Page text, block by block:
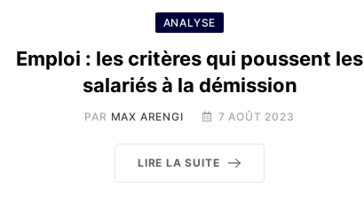
ANALYSE
Emploi : les critères qui poussent les
salariés à la démission
PAR MAX ARENGI 7 AOÛT 2023
LIRE LA SUITE